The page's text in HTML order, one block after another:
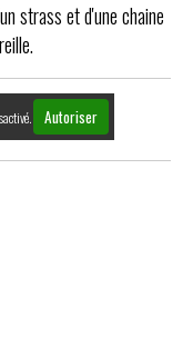
strass et d'une chaine
Autoriser